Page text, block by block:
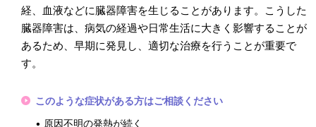
経、血液などに臓器障害を生じることがあります。こうした
臓器障害は、病気の経過や日常生活に大きく影響することが
あるため、早期に発見し、適切な治療を行うことが重要で
す。
このような症状がある方はご相談ください
• 原因不明の発熱が続く